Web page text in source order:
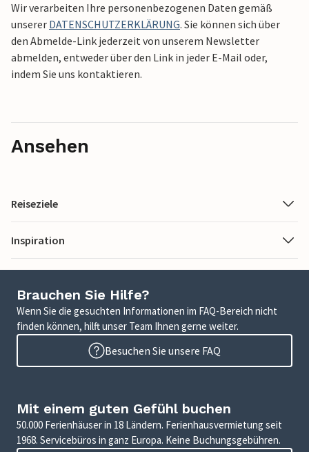
Wir verarbeiten Ihre personenbezogenen Daten gemäß
unserer DATENSCHUTZERKLÄRUNG. Sie können sich über
den Abmelde-Link jederzeit von unserem Newsletter
abmelden, entweder über den Link in jeder E-Mail oder,
indem Sie uns kontaktieren.
Ansehen
Reiseziele
Inspiration
Brauchen Sie Hilfe?
Wenn Sie die gesuchten Informationen im FAQ-Bereich nicht
finden können, hilft unser Team Ihnen gerne weiter.
Besuchen Sie unsere FAQ
Mit einem guten Gefühl buchen
50.000 Ferienhäuser in 18 Ländern. Ferienhausvermietung seit
1968. Servicebüros in ganz Europa. Keine Buchungsgebühren.